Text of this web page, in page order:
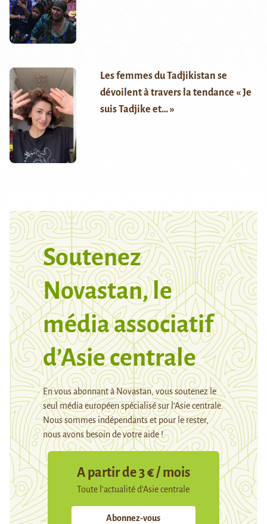
Les femmes du Tadjikistan se
dévoilent à travers la tendance « Je
suis Tadjike et… »
Soutenez
Novastan, le
média associatif
d’Asie centrale
En vous abonnant à Novastan, vous soutenez le
seul média européen spécialisé sur l’Asie centrale.
Nous sommes indépendants et pour le rester,
nous avons besoin de votre aide !
A partir de 3 € / mois
Toute l’actualité d’Asie centrale
Abonnez-vous